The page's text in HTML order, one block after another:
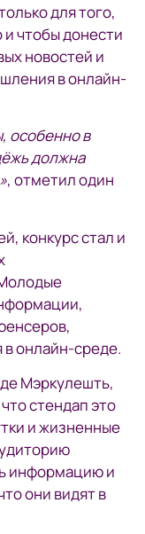
для того,
чтобы донести
новостей и
в онлайн-
особенно в
должна
, отметил один
конкурс стал и
в онлайн-среде.
Мэркулешть,
стендап это
и жизненные
информацию и
они видят в